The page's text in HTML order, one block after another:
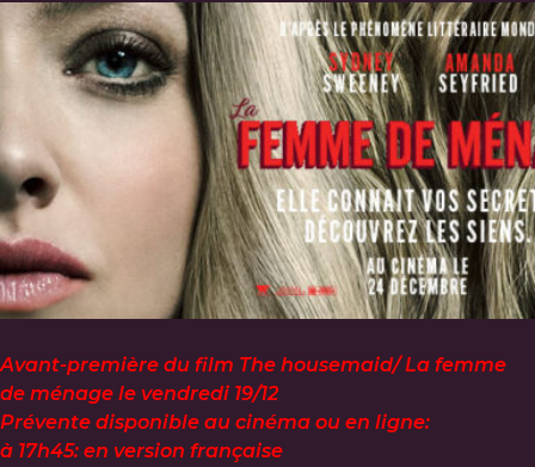
Avant-première du film The housemaid/ La femme
de ménage le vendredi 19/12
Prévente disponible au cinéma ou en ligne:
à 17h45: en version française